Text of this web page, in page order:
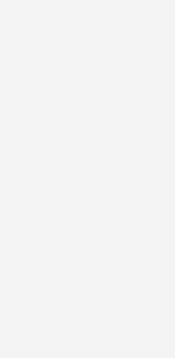
aber noch mehr: Baustoffe
werden, individuelle
über Dialogfenster
einer parallel
inklusive aller
angezeigt. Teilweise
Maßnahmen sowie
überschlägig berechnet
lassen
– zur
und
Unternehmererklärungen
des Herstellers